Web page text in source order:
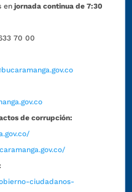
en jornada continua de 7:30
70 00
de corrupción:
ciudadanos-